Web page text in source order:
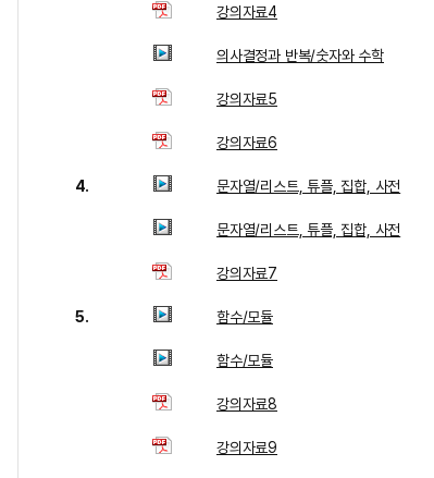
강의자료4
의사결정과 반복/숫자와 수학
강의자료5
강의자료6
4. 문자열/리스트, 튜플, 집합, 사전
문자열/리스트, 튜플, 집합, 사전
강의자료7
5. 함수/모듈
함수/모듈
강의자료8
강의자료9